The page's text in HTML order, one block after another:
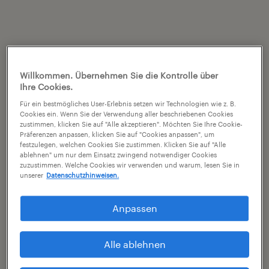
Willkommen. Übernehmen Sie die Kontrolle über
Ihre Cookies.
Für ein bestmögliches User-Erlebnis setzen wir Technologien wie z. B.
Cookies ein. Wenn Sie der Verwendung aller beschriebenen Cookies
zustimmen, klicken Sie auf "Alle akzeptieren". Möchten Sie Ihre Cookie-
Präferenzen anpassen, klicken Sie auf "Cookies anpassen", um
festzulegen, welchen Cookies Sie zustimmen. Klicken Sie auf "Alle
ablehnen" um nur dem Einsatz zwingend notwendiger Cookies
zuzustimmen. Welche Cookies wir verwenden und warum, lesen Sie in
unserer Datenschutzhinweisen.
Anpassen
Alle ablehnen